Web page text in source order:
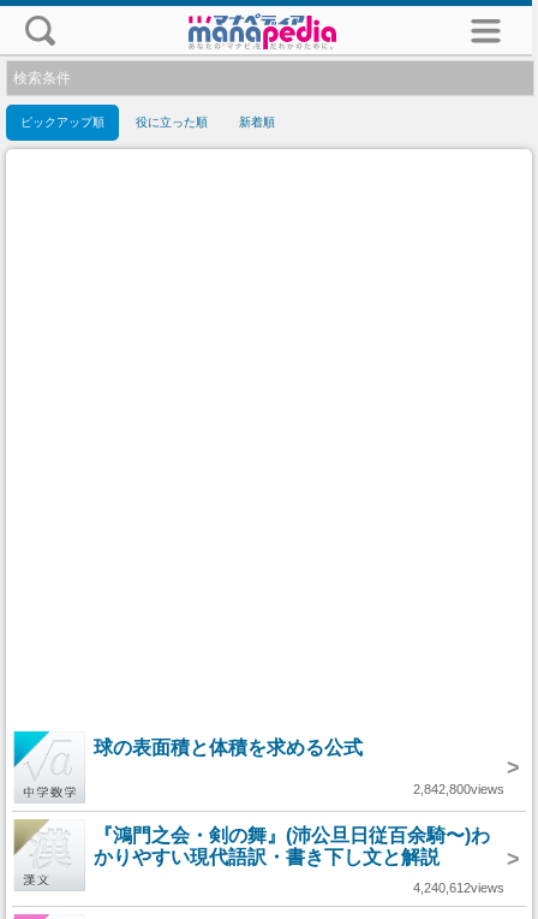
検索条件
ピックアップ順 役に立った順 新着順
球の表面積と体積を求める公式
>
2,842,800views
『鴻門之会・剣の舞』(沛公旦日従百余騎〜)わ
かりやすい現代語訳・書き下し文と解説
>
4,240,612views